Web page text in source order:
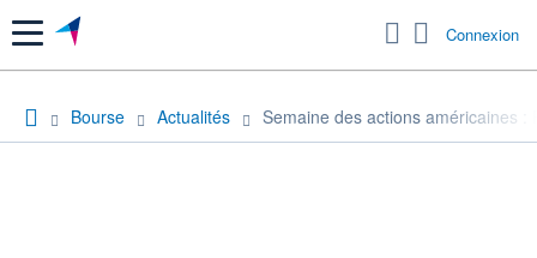
Menu Connexion
Bourse Actualités Semaine des actions américaines :